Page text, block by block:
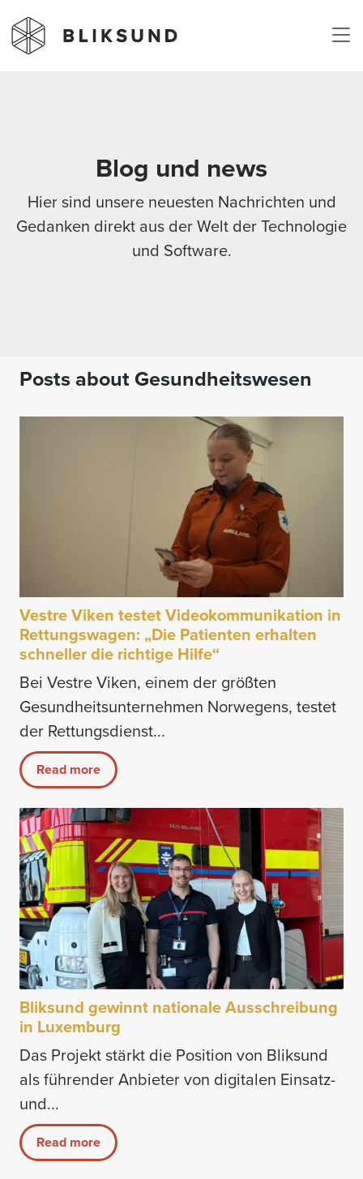
Skip to main content
Blog und news
Hier sind unsere neuesten Nachrichten und
Gedanken direkt aus der Welt der Technologie
und Software.
Posts about Gesundheitswesen
Vestre Viken testet Videokommunikation in
Rettungswagen: „Die Patienten erhalten
schneller die richtige Hilfe“
Bei Vestre Viken, einem der größten
Gesundheitsunternehmen Norwegens, testet
der Rettungsdienst...
Read more
Bliksund gewinnt nationale Ausschreibung
in Luxemburg
Das Projekt stärkt die Position von Bliksund
als führender Anbieter von digitalen Einsatz-
und...
Read more